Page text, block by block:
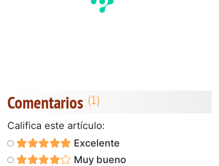
Comentarios
Califica este artículo:
Excelente
Muy bueno